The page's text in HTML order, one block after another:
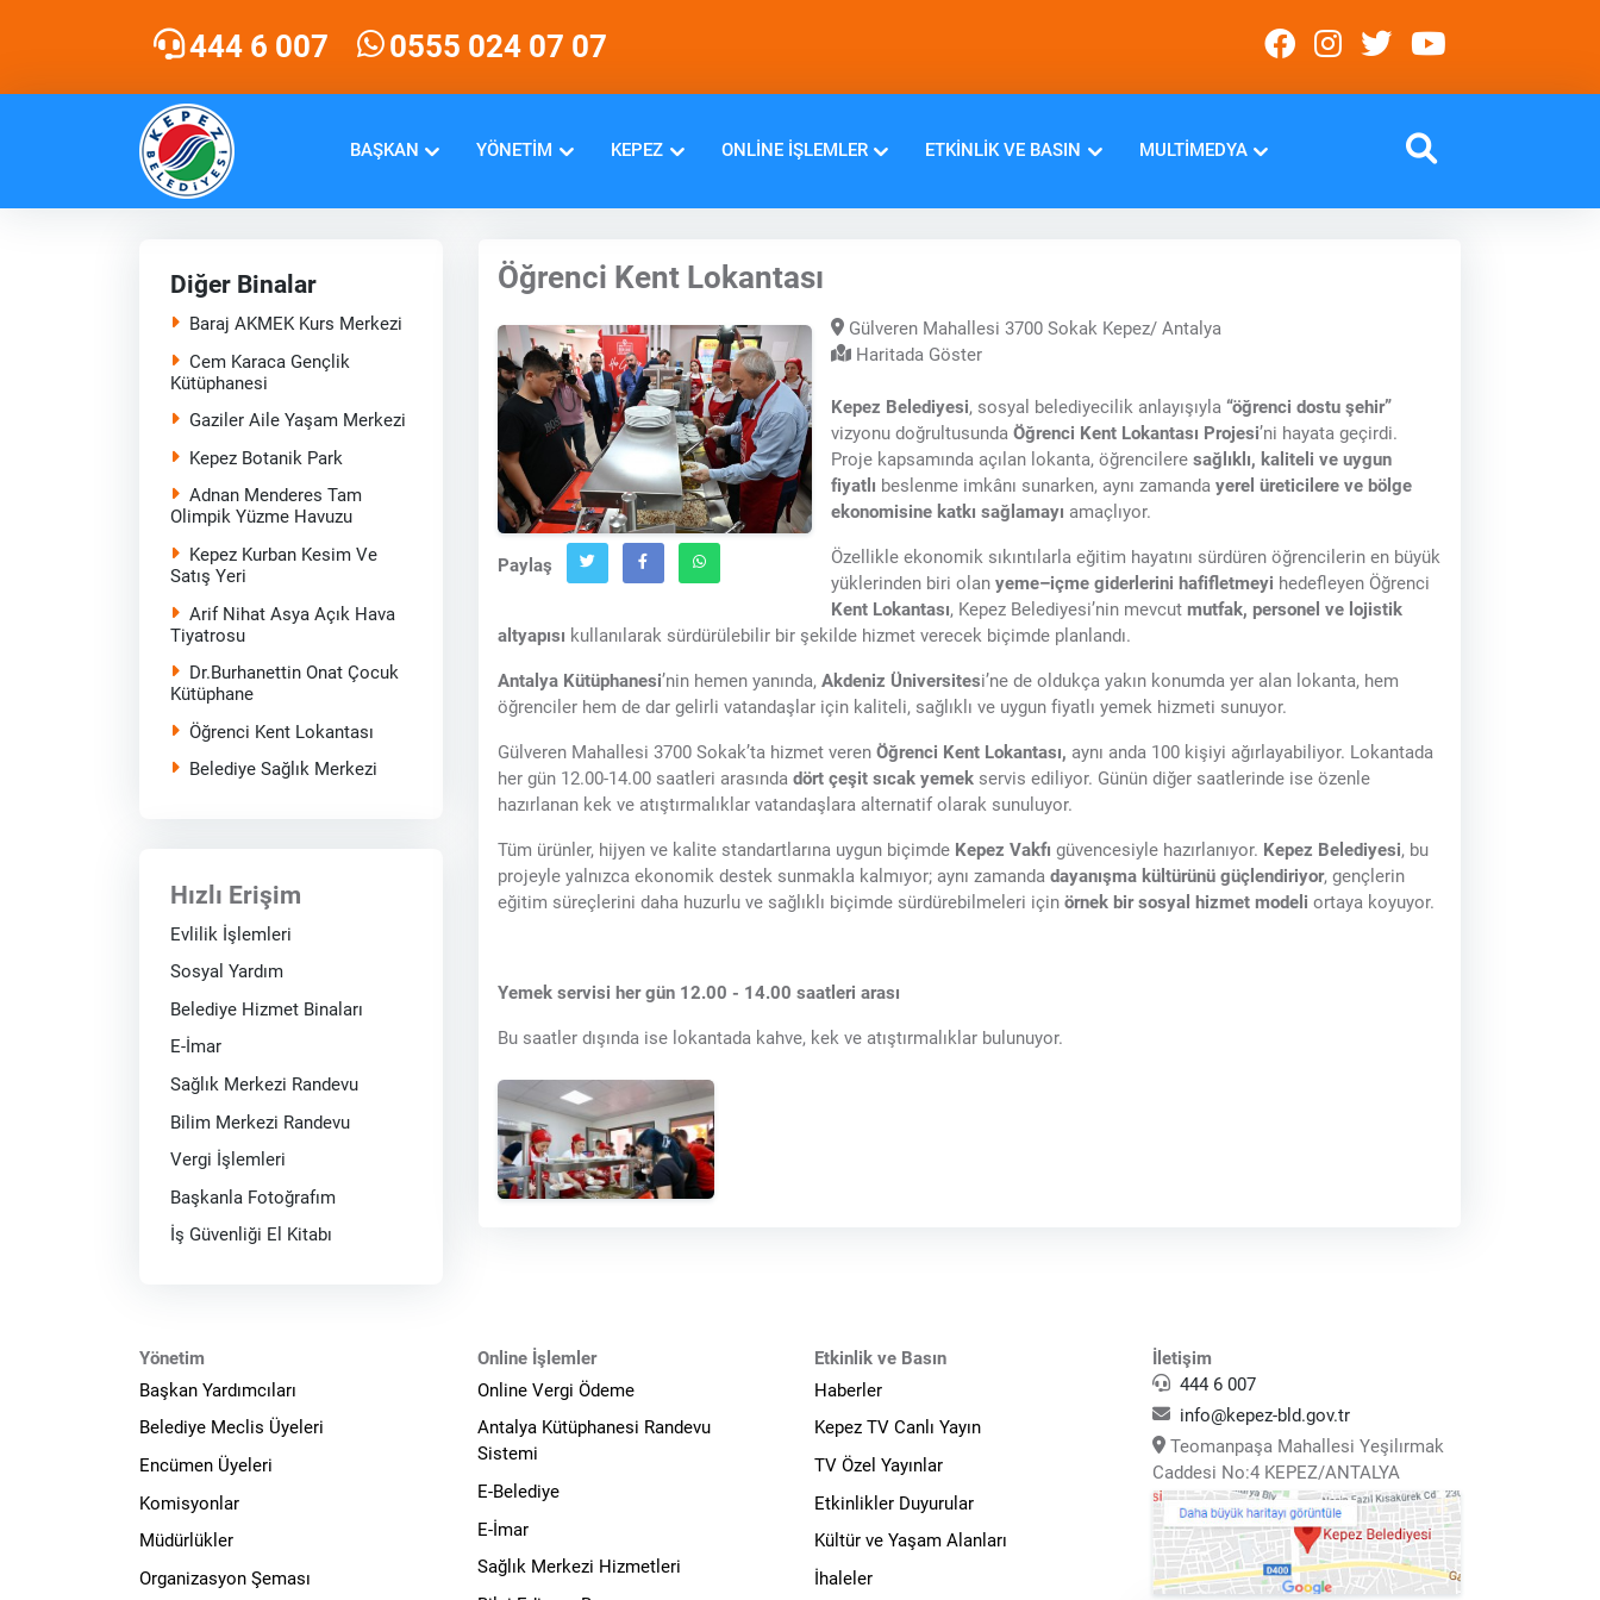
444 6 007 0555 024 07 07
BAŞKAN YÖNETIM KEPEZ ONLINE İŞLEMLER ETKINLIK VE BASIN MULTIMEDYA
Diğer Binalar
Baraj AKMEK Kurs Merkezi
Cem Karaca Gençlik
Kütüphanesi
Gaziler Aile Yaşam Merkezi
Kepez Botanik Park
Adnan Menderes Tam
Olimpik Yüzme Havuzu
Kepez Kurban Kesim Ve
Satış Yeri
Arif Nihat Asya Açık Hava
Tiyatrosu
Dr.Burhanettin Onat Çocuk
Kütüphane
Öğrenci Kent Lokantası
Belediye Sağlık Merkezi
Hızlı Erişim
Evlilik İşlemleri
Sosyal Yardım
Belediye Hizmet Binaları
E-İmar
Sağlık Merkezi Randevu
Bilim Merkezi Randevu
Vergi İşlemleri
Başkanla Fotoğrafım
İş Güvenliği El Kitabı
Öğrenci Kent Lokantası
Paylaş
Gülveren Mahallesi 3700 Sokak Kepez/ Antalya
Haritada Göster
Kepez Belediyesi, sosyal belediyecilik anlayışıyla“öğrenci dostu şehir”
vizyonu doğrultusundaÖğrenci Kent Lokantası Projesi’ni hayata geçirdi.
Proje kapsamında açılan lokanta, öğrencileresağlıklı, kaliteli ve uygun
fiyatlı beslenme imkânı sunarken, aynı zamandayerel üreticilere ve bölge
ekonomisine katkı sağlamayı amaçlıyor.
Özellikle ekonomik sıkıntılarla eğitim hayatını sürdüren öğrencilerin en büyük
yüklerinden biri olanyeme–içme giderlerini hafifletmeyi hedefleyen Öğrenci
Kent Lokantası, Kepez Belediyesi’nin mevcutmutfak, personel ve lojistik
altyapısı kullanılarak sürdürülebilir bir şekilde hizmet verecek biçimde planlandı.
Antalya Kütüphanesi’nin hemen yanında, Akdeniz Üniversitesi’ne de oldukça yakın konumda yer alan lokanta, hem
öğrenciler hem de dar gelirli vatandaşlar için kaliteli, sağlıklı ve uygun fiyatlı yemek hizmeti sunuyor.
Gülveren Mahallesi 3700 Sokak’ta hizmet veren Öğrenci Kent Lokantası, aynı anda 100 kişiyi ağırlayabiliyor. Lokantada
her gün 12.00-14.00 saatleri arasında dört çeşit sıcak yemek servis ediliyor. Günün diğer saatlerinde ise özenle
hazırlanan kek ve atıştırmalıklar vatandaşlara alternatif olarak sunuluyor.
Tüm ürünler, hijyen ve kalite standartlarına uygun biçimde Kepez Vakfı güvencesiyle hazırlanıyor. Kepez Belediyesi, bu
projeyle yalnızca ekonomik destek sunmakla kalmıyor; aynı zamanda dayanışma kültürünü güçlendiriyor, gençlerin
eğitim süreçlerini daha huzurlu ve sağlıklı biçimde sürdürebilmeleri için örnek bir sosyal hizmet modeli ortaya koyuyor.
Yemek servisi her gün 12.00 - 14.00 saatleri arası
Bu saatler dışında ise lokantada kahve, kek ve atıştırmalıklar bulunuyor.
Yönetim
Başkan Yardımcıları
Belediye Meclis Üyeleri
Encümen Üyeleri
Komisyonlar
Müdürlükler
Organizasyon Şeması
Online İşlemler
Online Vergi Ödeme
Antalya Kütüphanesi Randevu
Sistemi
E-Belediye
E-İmar
Sağlık Merkezi Hizmetleri
Etkinlik ve Basın
Haberler
Kepez TV Canlı Yayın
TV Özel Yayınlar
Etkinlikler Duyurular
Kültür ve Yaşam Alanları
İhaleler
İletişim
444 6 007
info@kepez-bld.gov.tr
Teomanpaşa Mahallesi Yeşilırmak
Caddesi No:4 KEPEZ/ANTALYA